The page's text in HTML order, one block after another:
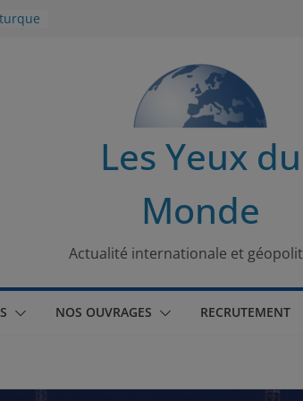
Les Yeux du
Monde
Actualité internationale et
NOS OUVRAGES RECRUTEMENT